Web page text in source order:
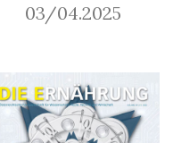
03/04.2025